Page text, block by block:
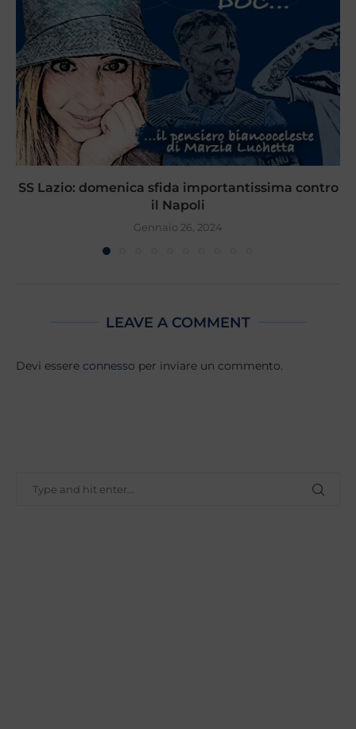
SS Lazio: domenica sfida importantissima contro
il Napoli
Gennaio 26, 2024
LEAVE A COMMENT
Devi essere connesso per inviare un commento.